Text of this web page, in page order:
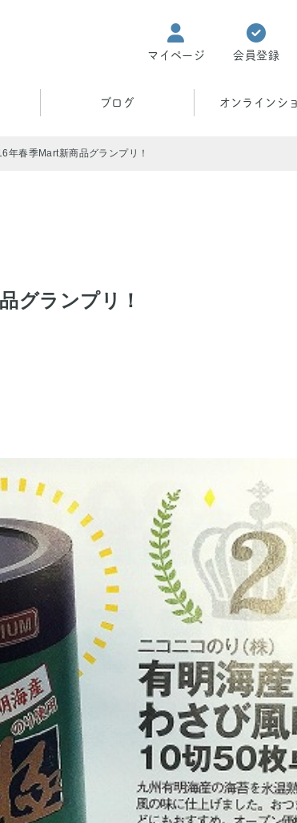
マイページ 会員登録
ブログ オンラインシ
年春季Mart新商品グランプリ！
グランプリ！